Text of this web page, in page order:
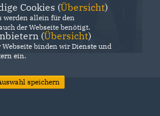
Cookies (Übersicht)
werden allein für den
der Webseite benötigt.
(Übersicht)
binden wir Dienste und
ein.
speichern